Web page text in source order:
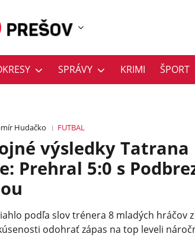
SPRÁVY KRIMI ŠPORT
Hudačko FUTBAL
výsledky Tatrana
Prehral 5:0 s
podľa slov trénera 8 mladých hráčov
odohrať zápas na top leveli